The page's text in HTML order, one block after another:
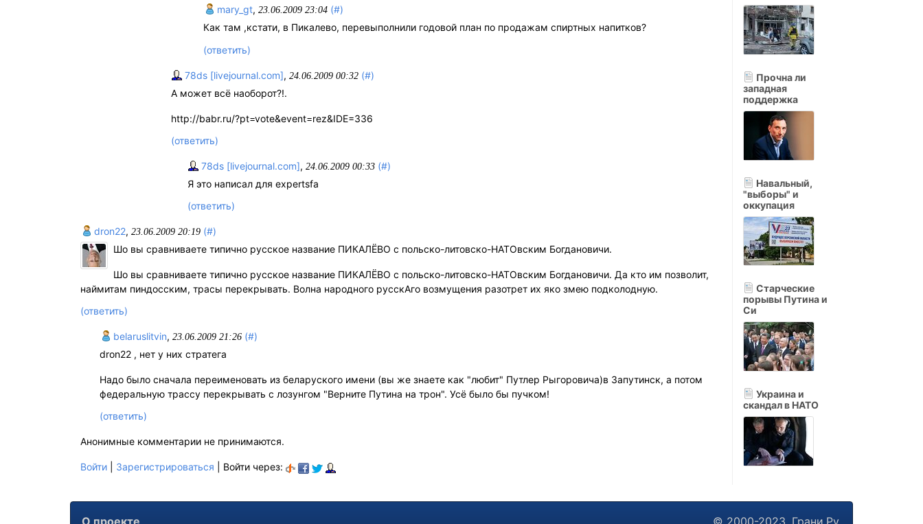
mary_gt,23.06.2009 23:04 (#)
Как там ,кстати, в Пикалево, перевыполнили годовой план по продажам спиртных напитков?
(ответить)
78ds [livejournal.com], 24.06.2009 00:32 (#)
А может всё наоборот?!.
http://babr.ru/?pt=vote&event=rez&IDE=336
(ответить)
78ds [livejournal.com], 24.06.2009 00:33 (#)
Я это написал для expertsfa
(ответить)
dron22, 23.06.2009 20:19 (#)
Шо вы сравниваете типично русское название ПИКАЛЁВО с польско-литовско-НАТОвским Богдановичи.
Шо вы сравниваете типично русское название ПИКАЛЁВО с польско-литовско-НАТОвским Богдановичи. Да кто им позволит,
наймитам пиндосским, трасы перекрывать. Волна народного русскАго возмущения разотрет их яко змею подколодную.
(ответить)
belaruslitvin,23.06.2009 21:26 (#)
dron22 , нет у них стратега
Надо было сначала переименовать из беларуского имени (вы же знаете как "любит" Путлер Рыгоровича)в Запутинск, а потом
федеральную трассу перекрывать с лозунгом "Верните Путина на трон". Усё было бы пучком!
(ответить)
Анонимные комментарии не принимаются.
Войти Зарегистрироваться | Войти через:
Прочна ли
западная
поддержка
Навальный,
"выборы" и
оккупация
Старческие
порывы Путина и
Си
Украина и
скандал в НАТО